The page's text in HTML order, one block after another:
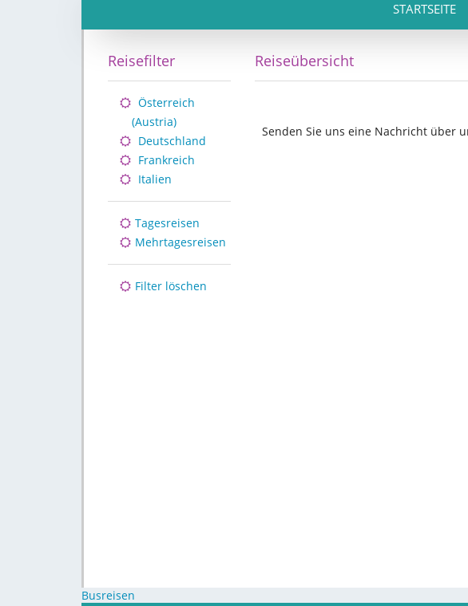
STARTSEITE
Reisefilter
Österreich
(Austria)
Deutschland
Frankreich
Italien
Tagesreisen
Mehrtagesreisen
Filter löschen
Reiseübersicht
Senden Sie uns eine Nachricht über
Busreisen